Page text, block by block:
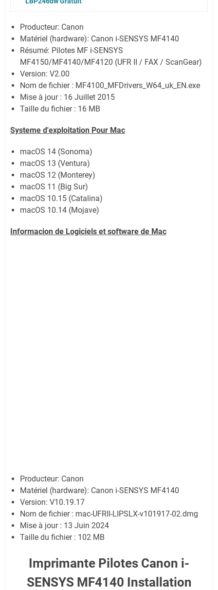
Producteur: Canon
Matériel (hardware): Canon i-SENSYS MF4140
Résumé: Pilotes MF i-SENSYS
MF4150/MF4140/MF4120 (UFR II / FAX / ScanGear)
Version: V2.00
Nom de fichier : MF4100_MFDrivers_W64_uk_EN.exe
Mise à jour : 16 Juillet 2015
Taille du fichier : 16 MB
Systeme d'exploitation Pour Mac
macOS 14 (Sonoma)
macOS 13 (Ventura)
macOS 12 (Monterey)
macOS 11 (Big Sur)
macOS 10.15 (Catalina)
macOS 10.14 (Mojave)
Informacion de Logiciels et software de Mac
Producteur: Canon
Matériel (hardware): Canon i-SENSYS MF4140
Version: V10.19.17
Nom de fichier : mac-UFRII-LIPSLX-v101917-02.dmg
Mise à jour : 13 Juin 2024
Taille du fichier : 102 MB
Imprimante Pilotes Canon i-
SENSYS MF4140 Installation